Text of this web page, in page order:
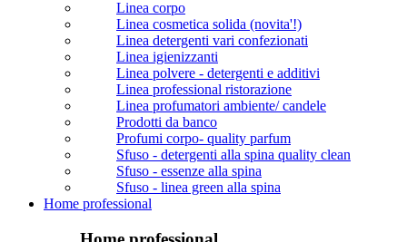
Linea corpo
Linea cosmetica solida (novita'!)
Linea detergenti vari confezionati
Linea igienizzanti
Linea polvere - detergenti e additivi
Linea professional ristorazione
Linea profumatori ambiente/ candele
Prodotti da banco
Profumi corpo- quality parfum
Sfuso - detergenti alla spina quality clean
Sfuso - essenze alla spina
Sfuso - linea green alla spina
Home professional